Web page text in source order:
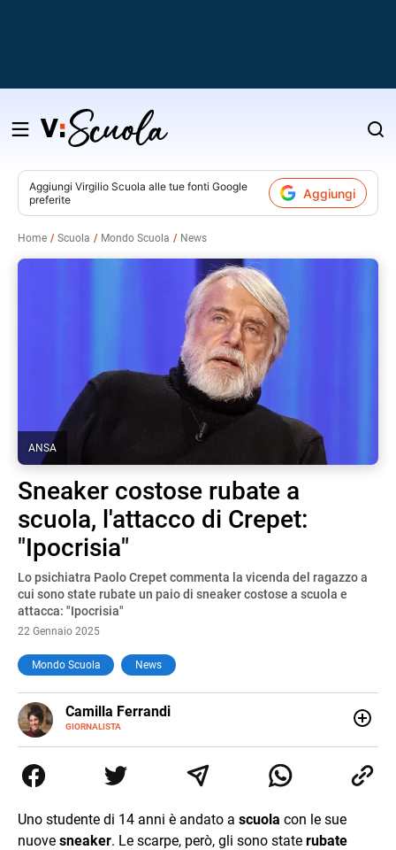
Salta
contenuto
Aggiungi Virgilio Scuola alle tue fonti Google
preferite
Aggiungi
Home Scuola Mondo Scuola News
ANSA
Sneaker costose rubate a
scuola, l'attacco di Crepet:
"Ipocrisia"
Lo psichiatra Paolo Crepet commenta la vicenda del ragazzo a
cui sono state rubate un paio di sneaker costose a scuola e
attacca: "Ipocrisia"
22 Gennaio 2025
Mondo Scuola News
Camilla Ferrandi
GIORNALISTA
E-
MAIL
LINKEDIN
di trasformare la passione per la scrittura in un lavoro, e
da lì non mi sono più fermata. L’attualità è il mio pane
mente.
Uno studente di 14 anni è andato a scuola con le sue
nuove sneaker. Le scarpe, però, gli sono state rubate